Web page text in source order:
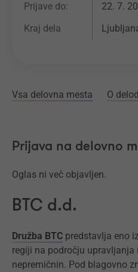
Prijave do:
22. 7.
Kraj dela
Vsa delovna mesta O
Prijava na delovno
Oglas ni več objavljen.
BTC d.d.
Družba BTC predstavlja eno
regiji na področju
nepremičnin. Pod blagovno